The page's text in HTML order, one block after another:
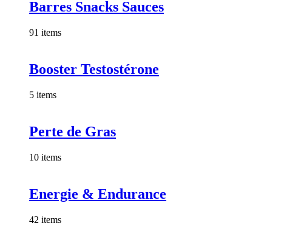
Barres Snacks Sauces
91 items
Booster Testostérone
5 items
Perte de Gras
10 items
Energie & Endurance
42 items